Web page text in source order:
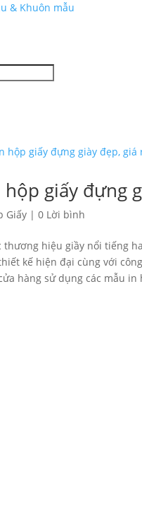
& Khuôn mẫu
hộp giấy đựng
Giấy |0 Lời bình
thương hiệu giầy nổi tiếng
kế hiện đại cùng với
hàng sử dụng các mẫu in